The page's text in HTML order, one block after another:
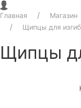
Главная Магазин
Щипцы для
Щипцы